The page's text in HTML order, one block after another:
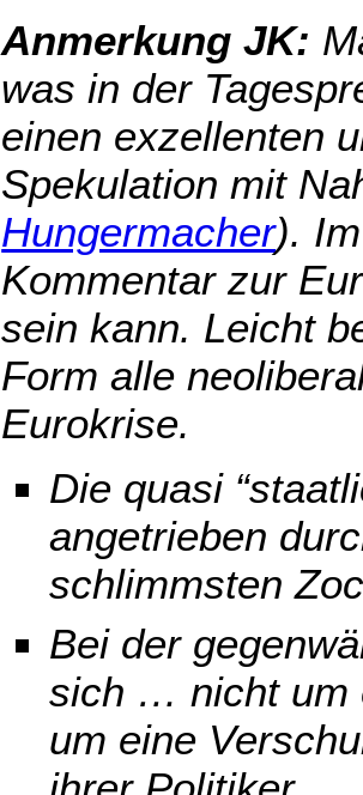
Anmerkung JK:
was in der
einen exzellenten
Spekulation mit
Hungermacher).
Kommentar zur
sein kann. Leicht
Form alle
Eurokrise.
Die quasi
angetrieben
schlimmsten
Bei der
sich … nicht um
um eine